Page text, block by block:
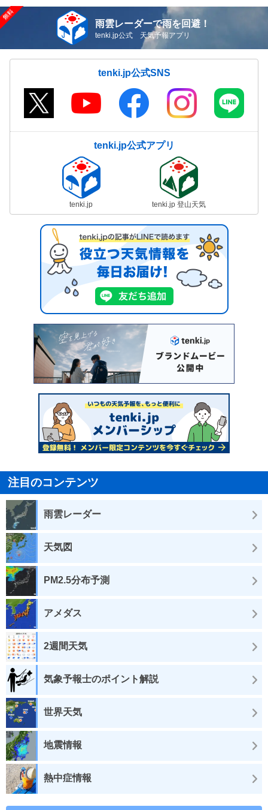
雨雲レーダーで雨を回避！
tenki.jp公式 天気予報アプリ
tenki.jp公式SNS
tenki.jp公式アプリ
tenki.jp tenki.jp 登山天気
注目のコンテンツ
雨雲レーダー
天気図
PM2.5分布予測
アメダス
2週間天気
気象予報士のポイント解説
世界天気
地震情報
熱中症情報